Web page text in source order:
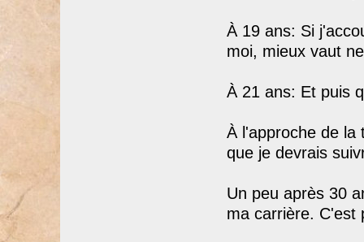
À 19 ans: Si
moi, mieux vaut
À 21 ans: Et puis
À l'approche de la
que je devrais
Un peu après 30
ma carrière. C'est